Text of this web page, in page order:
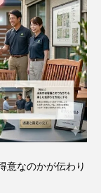
意なのかが伝わり